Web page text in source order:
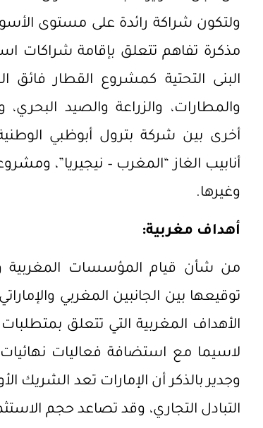
مذكرة تفاهم تتعلق بإقامة شراكات
البنى التحتية كمشروع القطار فائق
والمطارات، والزراعة والصيد
أخرى بين شركة بترول أبوظبي
أنابيب الغاز “المغرب – نيجيريا”،
وغيرها.
أهداف مغربية:
من شأن قيام المؤسسات المغربية
توقيعها بين الجانبين المغربي
الأهداف المغربية التي تتعلق
وجدير بالذكر أن الإمارات تعد
التبادل التجاري، وقد تصاعد حجم